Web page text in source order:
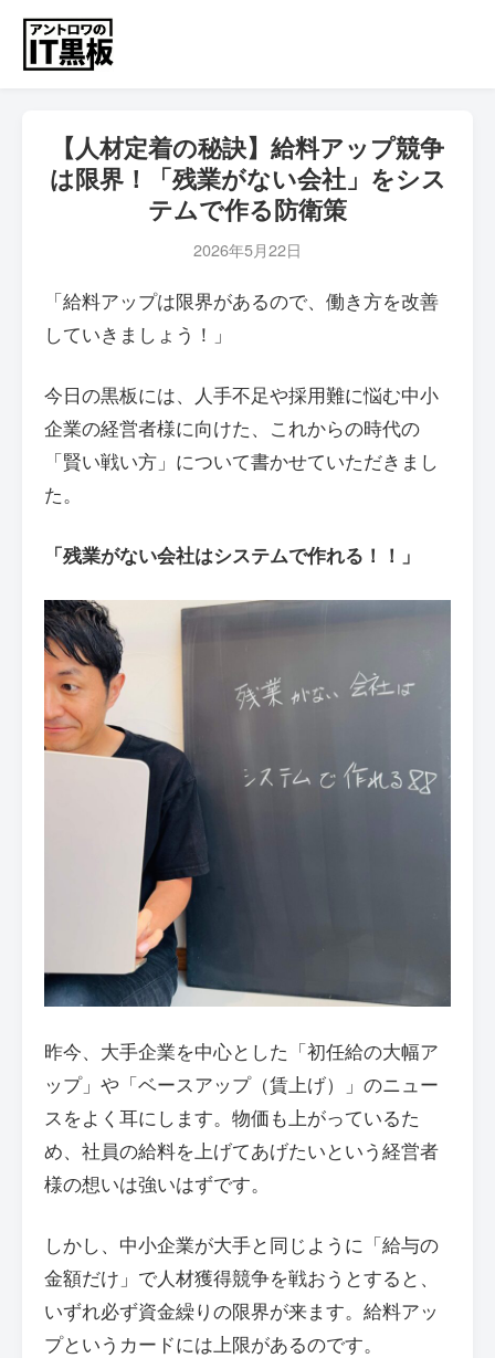
【人材定着の秘訣】給料アップ競争
は限界！「残業がない会社」をシス
テムで作る防衛策
2026年5月22日
「給料アップは限界があるので、働き方を改善
していきましょう！」
今日の黒板には、人手不足や採用難に悩む中小
企業の経営者様に向けた、これからの時代の
「賢い戦い方」について書かせていただきまし
た。
「残業がない会社はシステムで作れる！！」
昨今、大手企業を中心とした「初任給の大幅ア
ップ」や「ベースアップ（賃上げ）」のニュー
スをよく耳にします。物価も上がっているた
め、社員の給料を上げてあげたいという経営者
様の想いは強いはずです。
しかし、中小企業が大手と同じように「給与の
金額だけ」で人材獲得競争を戦おうとすると、
いずれ必ず資金繰りの限界が来ます。給料アッ
プというカードには上限があるのです。